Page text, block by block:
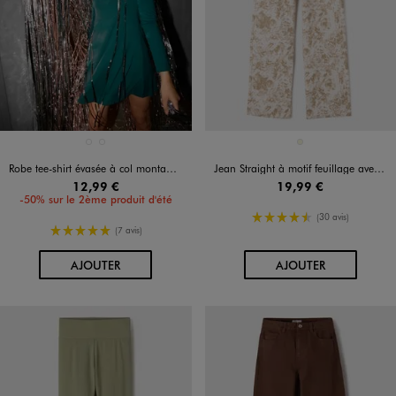
Robe tee-shirt évasée à col montant fille
12,99 €
-50% sur le 2ème produit d'été
5/5 de moyenne
(7 avis)
AJOUTERAU PANIER
Jean Straight à motif feuillage avec taille ajustable fille
19,99 €
4.5/5 de moyenne
(30 avis)
AJOUTERAU PANIER